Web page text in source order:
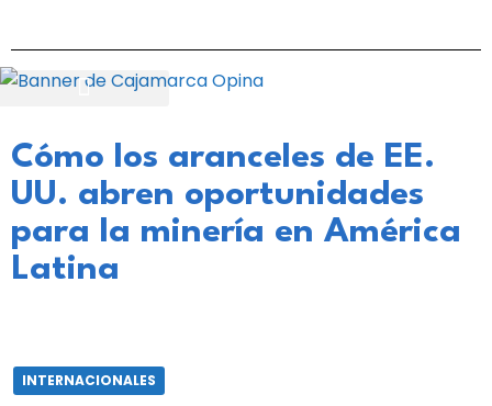
Cómo los aranceles de EE.
UU. abren oportunidades
para la minería en América
Latina
INTERNACIONALES